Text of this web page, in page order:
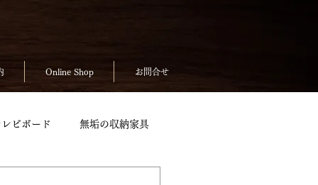
Online Shop お問合せ
ビボード 無垢の収納家具